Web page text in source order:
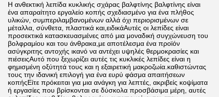
Η ανθεκτική λεπίδα κυκλικής σχάρας βαλφτίνης βαλφτίνης είναι
ένα απαραίτητο εργαλείο κοπής σχεδιασμένο για ένα πλήθος
υλικών, συμπεριλαμβανομένων αλλά όχι περιορισμένων σε
μέταλλα, σύνθετα, πλαστικά και,ειδικάΑυτές οι λεπίδες είναι
προσεκτικά κατασκευασμένες από μια μοναδική συγχώνευση του
βολφραμίου και του άνθρακα,με αποτέλεσμα ένα προϊόν
ασύγκριτης αντοχής ικανό να αντέχει υψηλές θερμοκρασίες και
πιέσειςΑυτό που ξεχωρίζει αυτές τις κυκλικές λεπίδες είναι η
φημισμένη οξύτητά τους και η εξαιρετική μακροζωία.καθιστώντας
τους την ιδανική επιλογή για ένα ευρύ φάσμα απαιτήσεων
κοπήςΕίτε πρόκειται για μια ανάγκη για λεπτές, ακριβείς κοψίματα
ή εργασίες που βρίσκονται σε δύσκολα προσβάσιμα μέρη, αυτές